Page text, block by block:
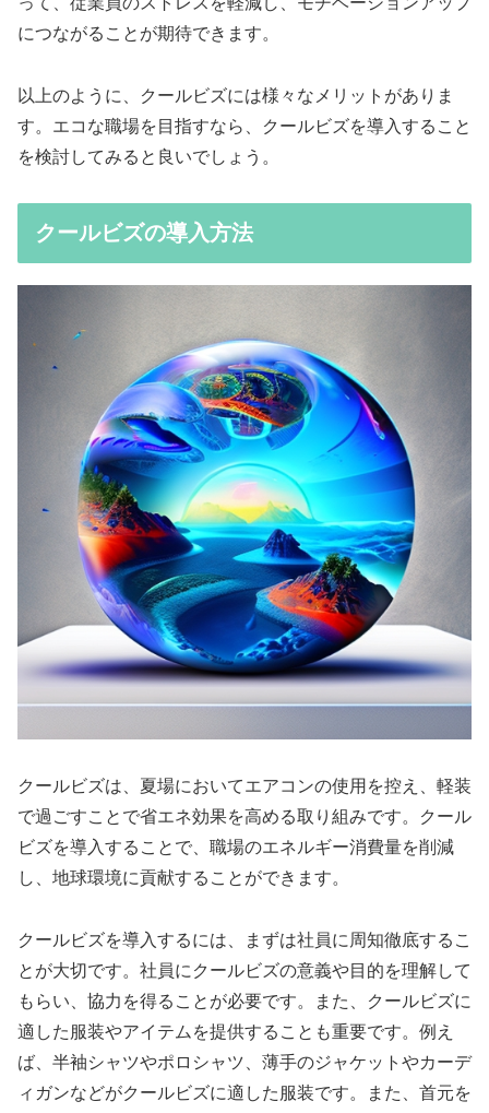
につながることが期待できます。
以上のように、クールビズには様々なメリットがありま
す。エコな職場を目指すなら、クールビズを導入すること
を検討してみると良いでしょう。
クールビズの導入方法
クールビズは、夏場においてエアコンの使用を控え、軽装
で過ごすことで省エネ効果を高める取り組みです。クール
ビズを導入することで、職場のエネルギー消費量を削減
し、地球環境に貢献することができます。
クールビズを導入するには、まずは社員に周知徹底するこ
とが大切です。社員にクールビズの意義や目的を理解して
もらい、協力を得ることが必要です。また、クールビズに
適した服装やアイテムを提供することも重要です。例え
ば、半袖シャツやポロシャツ、薄手のジャケットやカーデ
ィガンなどがクールビズに適した服装です。また、首元を